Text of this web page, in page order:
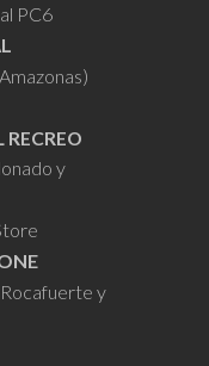
PC6
RECREO
y
y